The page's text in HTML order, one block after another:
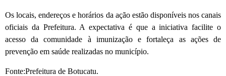
Os locais, endereços e horários da ação estão disponíveis nos canais
oficiais da Prefeitura. A expectativa é que a iniciativa facilite o
acesso da comunidade à imunização e fortaleça as ações de
prevenção em saúde realizadas no município.
Fonte:Prefeitura de Botucatu.